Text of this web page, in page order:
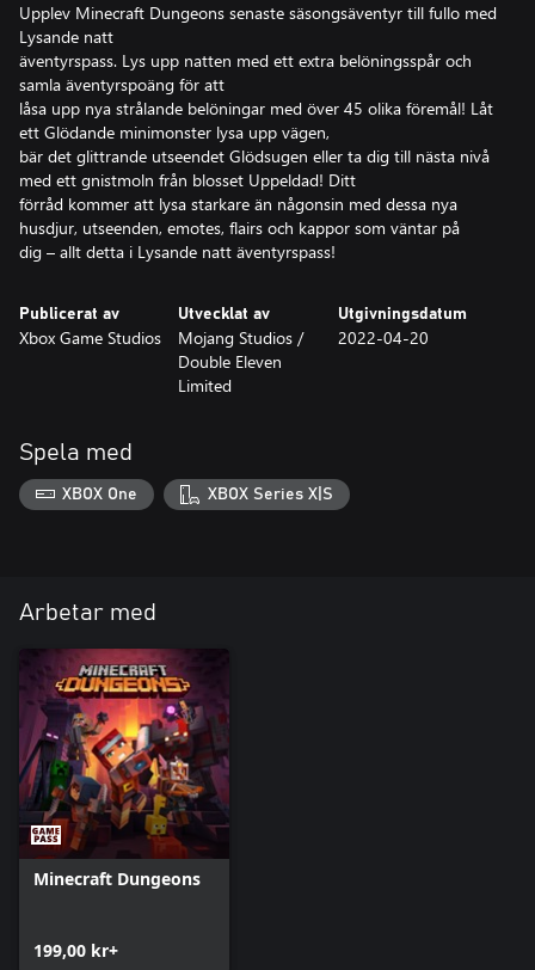
Upplev Minecraft Dungeons senaste säsongsäventyr till fullo med
Lysande natt
äventyrspass. Lys upp natten med ett extra belöningsspår och
samla äventyrspoäng för att
låsa upp nya strålande belöningar med över 45 olika föremål! Låt
ett Glödande minimonster lysa upp vägen,
bär det glittrande utseendet Glödsugen eller ta dig till nästa nivå
med ett gnistmoln från blosset Uppeldad! Ditt
förråd kommer att lysa starkare än någonsin med dessa nya
husdjur, utseenden, emotes, flairs och kappor som väntar på
dig – allt detta i Lysande natt äventyrspass!
Publicerat av
Xbox Game Studios
Utvecklat av
Mojang Studios /
Double Eleven
Limited
Utgivningsdatum
2022-04-20
Spela med
XBOX One XBOX Series X|S
Arbetar med
Minecraft Dungeons
199,00 kr+